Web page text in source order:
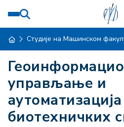
Студије на Машинском
Геоинформационо
управљање и
аутоматизација
биотехничких